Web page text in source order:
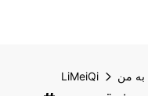
LiMeiQi